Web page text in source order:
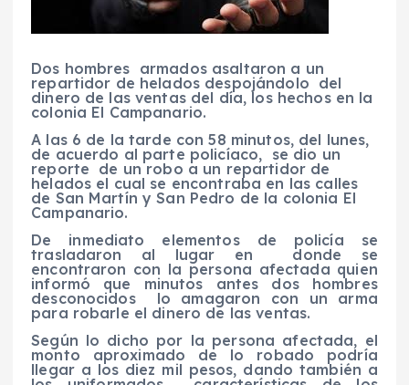
Dos hombres armados asaltaron a un
repartidor de helados despojándolo del
dinero de las ventas del día, los hechos en la
colonia El Campanario.
A las 6 de la tarde con 58 minutos, del lunes,
de acuerdo al parte policíaco, se dio un
reporte de un robo a un repartidor de
helados el cual se encontraba en las calles
de San Martín y San Pedro de la colonia El
Campanario.
De inmediato elementos de policía se
trasladaron al lugar en donde se
encontraron con la persona afectada quien
informó que minutos antes dos hombres
desconocidos lo amagaron con un arma
para robarle el dinero de las ventas.
Según lo dicho por la persona afectada, el
monto aproximado de lo robado podría
llegar a los diez mil pesos, dando también a